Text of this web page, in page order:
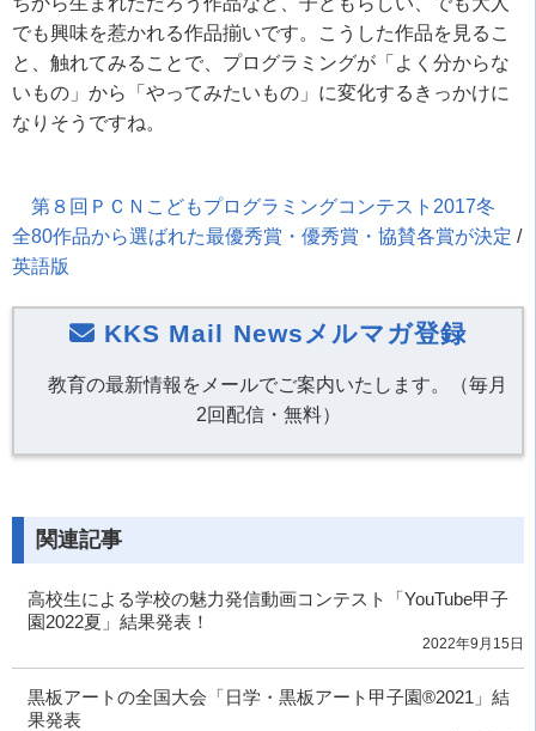
でも興味を惹かれる作品揃いです。こうした作品を見るこ
と、触れてみることで、プログラミングが「よく分からな
いもの」から「やってみたいもの」に変化するきっかけに
なりそうですね。
第８回ＰＣＮこどもプログラミングコンテスト 2017冬
全80作品から選ばれた最優秀賞・優秀賞・協賛各賞が決定 /
英語版
KKS Mail Newsメルマガ登録
教育の最新情報をメールでご案内いたします。（毎月
2回配信・無料）
関連記事
高校生による学校の魅力発信動画コンテスト「YouTube甲子
園2022夏」結果発表！
2022年9月15日
黒板アートの全国大会「日学・黒板アート甲子園®2021」結
果発表